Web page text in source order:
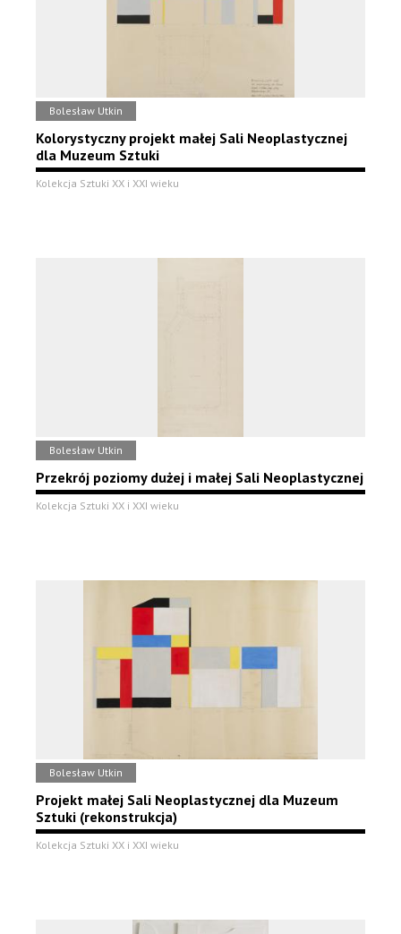
Bolesław Utkin
Kolorystyczny projekt małej Sali Neoplastycznej
dla Muzeum Sztuki
Kolekcja Sztuki XX i XXI wieku
Bolesław Utkin
Przekrój poziomy dużej i małej Sali Neoplastycznej
Kolekcja Sztuki XX i XXI wieku
Bolesław Utkin
Projekt małej Sali Neoplastycznej dla Muzeum
Sztuki (rekonstrukcja)
Kolekcja Sztuki XX i XXI wieku